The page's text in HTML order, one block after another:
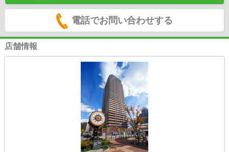
電話でお問い合わせする
店舗情報